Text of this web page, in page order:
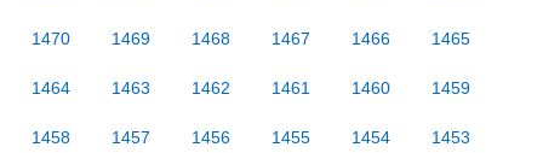
1470 1469 1468 1467 1466 1465
1464 1463 1462 1461 1460 1459
1458 1457 1456 1455 1454 1453